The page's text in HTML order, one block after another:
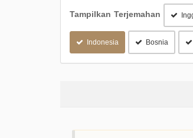
Tampilkan Terjemahan
Indonesia Bosnia